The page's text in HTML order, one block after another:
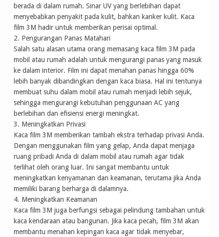
berada di dalam rumah. Sinar UV yang berlebihan dapat
menyebabkan penyakit pada kulit, bahkan kanker kulit. Kaca
film 3M hadir untuk memberikan perisai optimal.
2. Pengurangan Panas Matahari
Salah satu alasan utama orang memasang kaca film 3M pada
mobil atau rumah adalah untuk mengurangi panas yang masuk
ke dalam interior. Film ini dapat menahan panas hingga 60%
lebih banyak dibandingkan dengan kaca biasa. Hal ini tentunya
membuat suhu dalam mobil atau rumah menjadi lebih sejuk,
sehingga mengurangi kebutuhan penggunaan AC yang
berlebihan dan efisiensi energi meningkat.
3. Meningkatkan Privasi
Kaca film 3M memberikan tambah ekstra terhadap privasi Anda.
Dengan menggunakan film yang gelap, Anda dapat menjaga
ruang pribadi Anda di dalam mobil atau rumah agar tidak
terlihat oleh orang luar. Ini sangat membantu untuk
meningkatkan kenyamanan dan keamanan, terutama jika Anda
memiliki barang berharga di dalamnya.
4. Meningkatkan Keamanan
Kaca film 3M juga berfungsi sebagai pelindung tambahan untuk
kaca kendaraan atau bangunan. Jika kaca pecah, film 3M akan
membantu menahan kepingan kaca agar tidak menyebar,